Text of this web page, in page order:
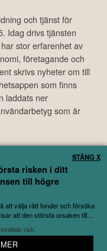
och tjänst för
Idag drivs tjänsten
stor erfarenhet av
företagande och
skrivs nyheter om till
som finns
laddats ner
som är
rådgivare, står inte under
innebär att
eller indirekt härrörande
alltid fattas
sig allt ansvar för eventuell
sig på användandet av
reserved.
risken i ditt
till högre
att välja rätt fonder och försöka
att den största orsaken till
risk.
STÄNG X